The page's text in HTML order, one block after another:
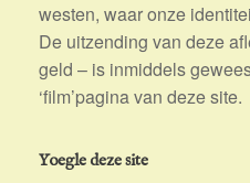
westen, waar onze
De uitzending van deze
geld – is inmiddels
‘film’pagina van deze site.
Yoegle deze site